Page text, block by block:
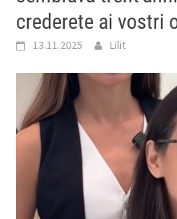
crederete ai vostri
13.11.2025 Lilit